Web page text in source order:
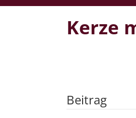
Kerze
Beitrag